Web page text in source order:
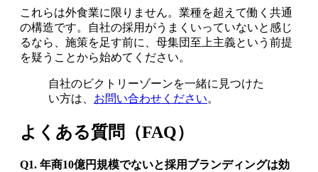
これらは外食業に限りません。業種を超えて働く共通
の構造です。自社の採用がうまくいっていないと感じ
るなら、施策を足す前に、母集団至上主義という前提
を疑うことから始めてください。
自社のビクトリーゾーンを一緒に見つけた
い方は、 お問い合わせください。
よくある質問（FAQ）
Q1. 年商10億円規模でないと採用ブランディングは効